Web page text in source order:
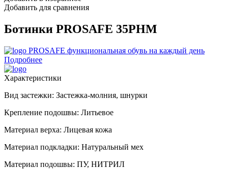
Добавить для сравнения
Ботинки PROSAFE 35РНМ
PROSAFE функциональная обувь на каждый день
Подробнее
Характеристики
Вид застежки: Застежка-молния, шнурки
Крепление подошвы: Литьевое
Материал верха: Лицевая кожа
Материал подкладки: Натуральный мех
Материал подошвы: ПУ, НИТРИЛ